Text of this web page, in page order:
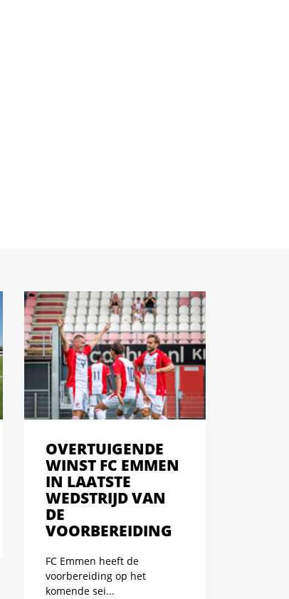
OVERTUIGENDE
WINST FC EMMEN
IN LAATSTE
WEDSTRIJD VAN
DE
VOORBEREIDING
FC Emmen heeft de
voorbereiding op het
komende sei...